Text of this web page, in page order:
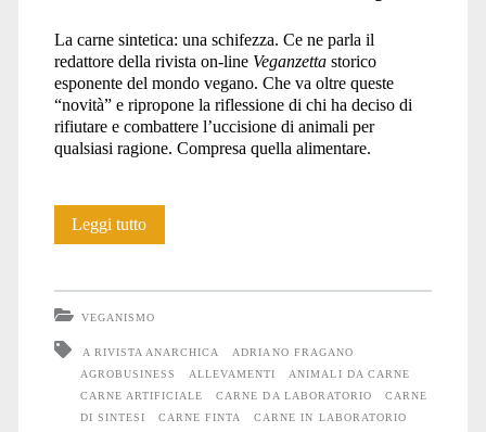
La carne sintetica: una schifezza. Ce ne parla il
redattore della rivista on-line Veganzettastorico
esponente del mondo vegano. Che va oltre queste
“novità” e ripropone la riflessione di chi ha deciso di
rifiutare e combattere l’uccisione di animali per
qualsiasi ragione. Compresa quella alimentare.
Leggi tuttoCibo
VEGANISMO
A RIVISTA ANARCHICA
ADRIANO FRAGANO
AGROBUSINESS
ALLEVAMENTI
ANIMALI DA CARNE
CARNE ARTIFICIALE
CARNE DA LABORATORIO
CARNE
DI SINTESI
CARNE FINTA
CARNE IN LABORATORIO